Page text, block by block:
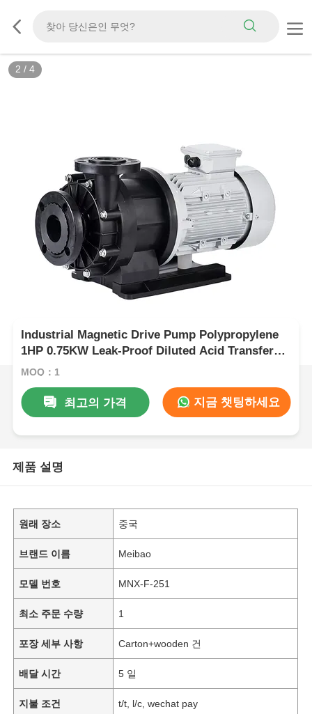
3 / 4
Industrial Magnetic Drive Pump Polypropylene
1HP 0.75KW Leak-Proof Diluted Acid Transfer
Pump
MOQ：1
최고의 가격 지금 챗팅하세요
제품 설명
원래 장소 중국
브랜드 이름 Meibao
모델 번호 MNX-F-251
최소 주문 수량 1
포장 세부 사항 Carton+wooden 건
배달 시간 5 일
지불 조건 t/t, l/c, wechat pay